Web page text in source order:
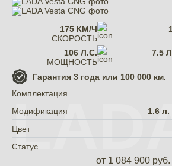
Гарантия 3 года или 100 000 км.
Комплектация
Модификация
1.6
Цвет
Статус
от 1 084 900 руб.
175 КМ/Ч
СКОРОСТЬ
106 Л.С.
МОЩНОСТЬ
7.5